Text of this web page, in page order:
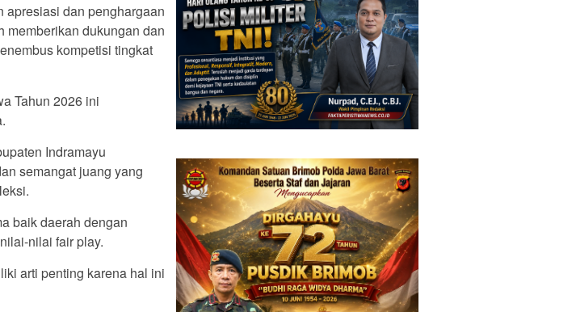
apresiasi dan penghargaan
memberikan dukungan dan
kompetisi tingkat
Tahun 2026 ini
Indramayu
semangat juang yang
baik daerah dengan
nilai fair play.
arti penting karena hal ini